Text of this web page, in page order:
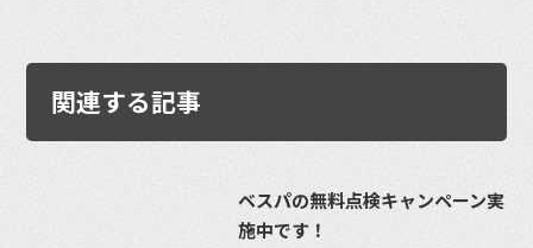
関連する記事
ベスパの無料点検キャンペーン実
施中です！